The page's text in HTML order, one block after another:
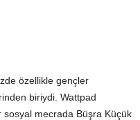
özellikle gençler
biriydi. Wattpad
sosyal mecrada Büşra Küçük